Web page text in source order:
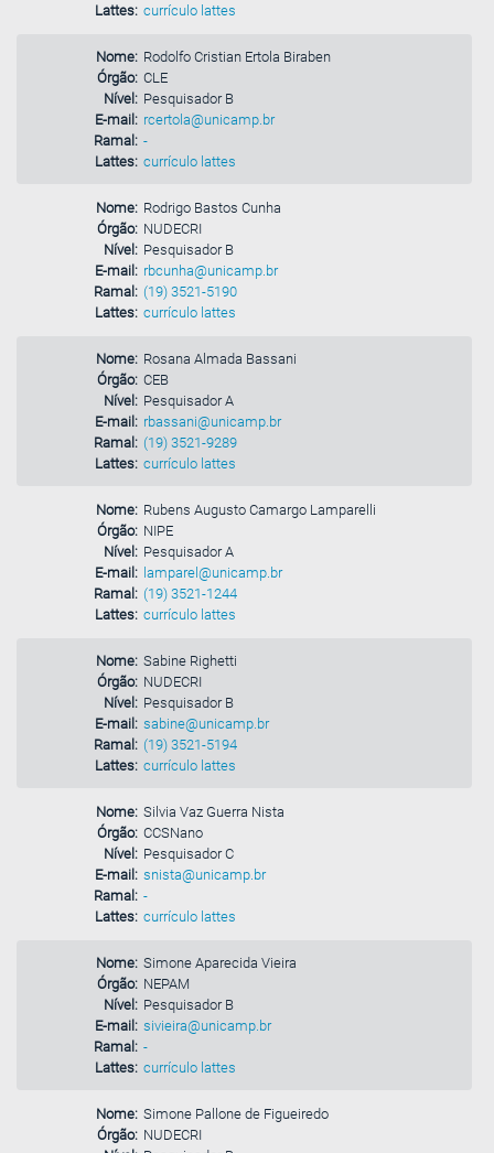
Lattes: currículo lattes
Nome: Rodolfo Cristian Ertola Biraben
Órgão: CLE
Nível: Pesquisador B
E-mail: rcertola@unicamp.br
Ramal: -
Lattes: currículo lattes
Nome: Rodrigo Bastos Cunha
Órgão: NUDECRI
Nível: Pesquisador B
E-mail: rbcunha@unicamp.br
Ramal: (19) 3521-5190
Lattes: currículo lattes
Nome: Rosana Almada Bassani
Órgão: CEB
Nível: Pesquisador A
E-mail: rbassani@unicamp.br
Ramal: (19) 3521-9289
Lattes: currículo lattes
Nome: Rubens Augusto Camargo Lamparelli
Órgão: NIPE
Nível: Pesquisador A
E-mail: lamparel@unicamp.br
Ramal: (19) 3521-1244
Lattes: currículo lattes
Nome: Sabine Righetti
Órgão: NUDECRI
Nível: Pesquisador B
E-mail: sabine@unicamp.br
Ramal: (19) 3521-5194
Lattes: currículo lattes
Nome: Silvia Vaz Guerra Nista
Órgão: CCSNano
Nível: Pesquisador C
E-mail: snista@unicamp.br
Ramal: -
Lattes: currículo lattes
Nome: Simone Aparecida Vieira
Órgão: NEPAM
Nível: Pesquisador B
E-mail: sivieira@unicamp.br
Ramal: -
Lattes: currículo lattes
Nome: Simone Pallone de Figueiredo
Órgão: NUDECRI